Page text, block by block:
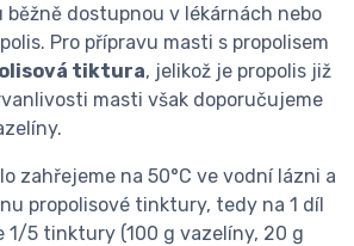
běžně dostupnou v lékárnách nebo
Pro přípravu masti s propolisem
tiktura, jelikož je propolis již
masti však doporučujeme
zahřejeme na 50°C ve vodní lázni a
propolisové tinktury, tedy na 1 díl
1/5 tinktury (100 g vazelíny, 20 g